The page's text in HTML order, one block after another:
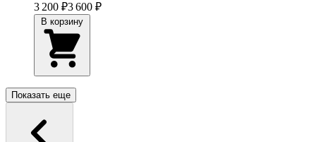
3 200 ₽3 600 ₽
Показать еще